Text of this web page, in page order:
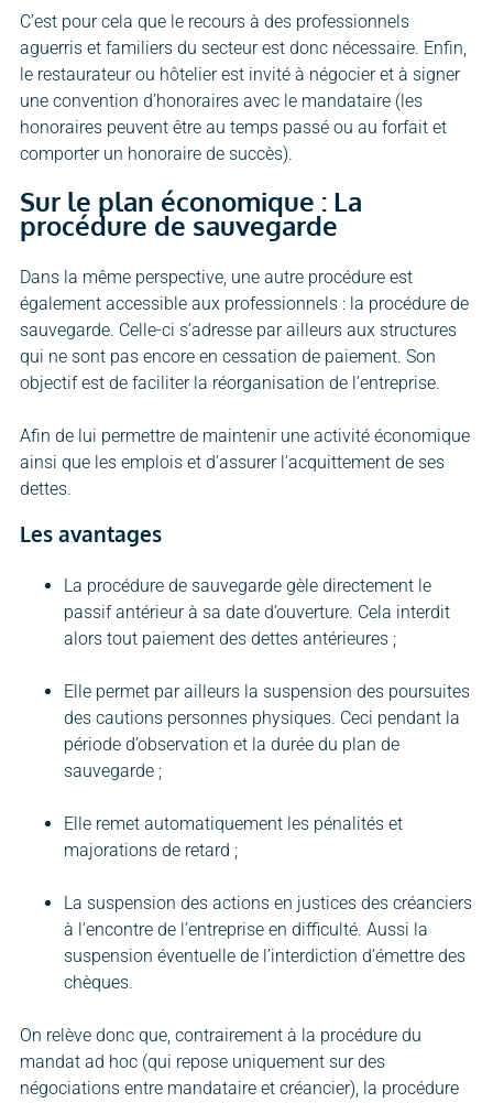
C’est pour cela que le recours à des professionnels
aguerris et familiers du secteur est donc nécessaire. Enfin,
le restaurateur ou hôtelier est invité à négocier et à signer
une convention d’honoraires avec le mandataire (les
honoraires peuvent être au temps passé ou au forfait et
comporter un honoraire de succès).
Sur le plan économique : La
procédure de sauvegarde
Dans la même perspective, une autre procédure est
également accessible aux professionnels : la procédure de
sauvegarde. Celle-ci s’adresse par ailleurs aux structures
qui ne sont pas encore en cessation de paiement. Son
objectif est de faciliter la réorganisation de l’entreprise.
Afin de lui permettre de maintenir une activité économique
ainsi que les emplois et d’assurer l’acquittement de ses
dettes.
Les avantages
La procédure de sauvegarde gèle directement le
passif antérieur à sa date d’ouverture. Cela interdit
alors tout paiement des dettes antérieures ;
Elle permet par ailleurs la suspension des poursuites
des cautions personnes physiques. Ceci pendant la
période d’observation et la durée du plan de
sauvegarde ;
Elle remet automatiquement les pénalités et
majorations de retard ;
La suspension des actions en justices des créanciers
à l’encontre de l’entreprise en difficulté. Aussi la
suspension éventuelle de l’interdiction d’émettre des
chèques.
On relève donc que, contrairement à la procédure du
mandat ad hoc (qui repose uniquement sur des
négociations entre mandataire et créancier), la procédure